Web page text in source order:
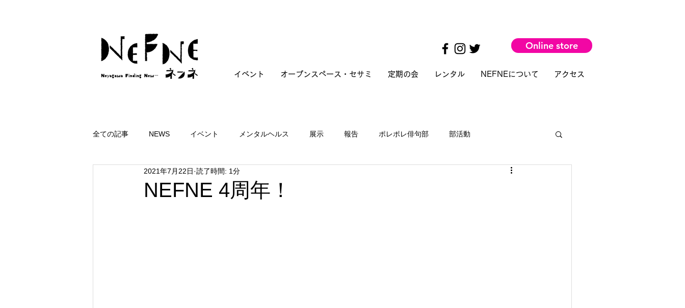
Online store
イベント オープンスペース・セサミ 定期の会 レンタル NEFNEについて アクセス
全ての記事 NEWS イベント メンタルヘルス 展示 報告 ポレポレ俳句部 部活動
NEFNE 4周年！
2021年7月22日 読了時間: 1分